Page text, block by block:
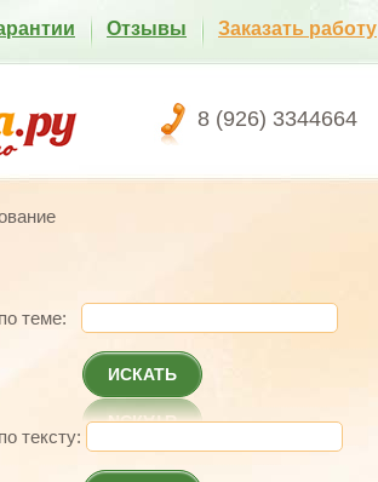
8 (926) 3344664
Отзывы Заказать работу
теме:
ИСКАТЬ
тексту: